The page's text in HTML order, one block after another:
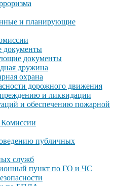
и планирующие
документы
документы
дружина
охрана
дорожного движения
и ликвидации
и обеспечению пожарной
публичных
служб
пункт по ГО и ЧС